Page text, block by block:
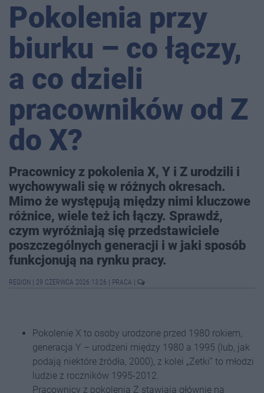
Pokolenia przy
biurku – co łączy,
a co dzieli
pracowników od Z
do X?
Pracownicy z pokolenia X, Y i Z urodzili i
wychowywali się w różnych okresach.
Mimo że występują między nimi kluczowe
różnice, wiele też ich łączy. Sprawdź,
czym wyróżniają się przedstawiciele
poszczególnych generacji i w jaki sposób
funkcjonują na rynku pracy.
REGION 29 CZERWCA 2026 13:26 PRACA
Pokolenie X to osoby urodzone przed 1980 rokiem,
generacja Y – urodzeni między 1980 a 1995 (lub, jak
podają niektóre źródła, 2000), z kolei „Zetki” to młodzi
ludzie z roczników 1995-2012.
Pracownicy z pokolenia Z stawiają głównie na